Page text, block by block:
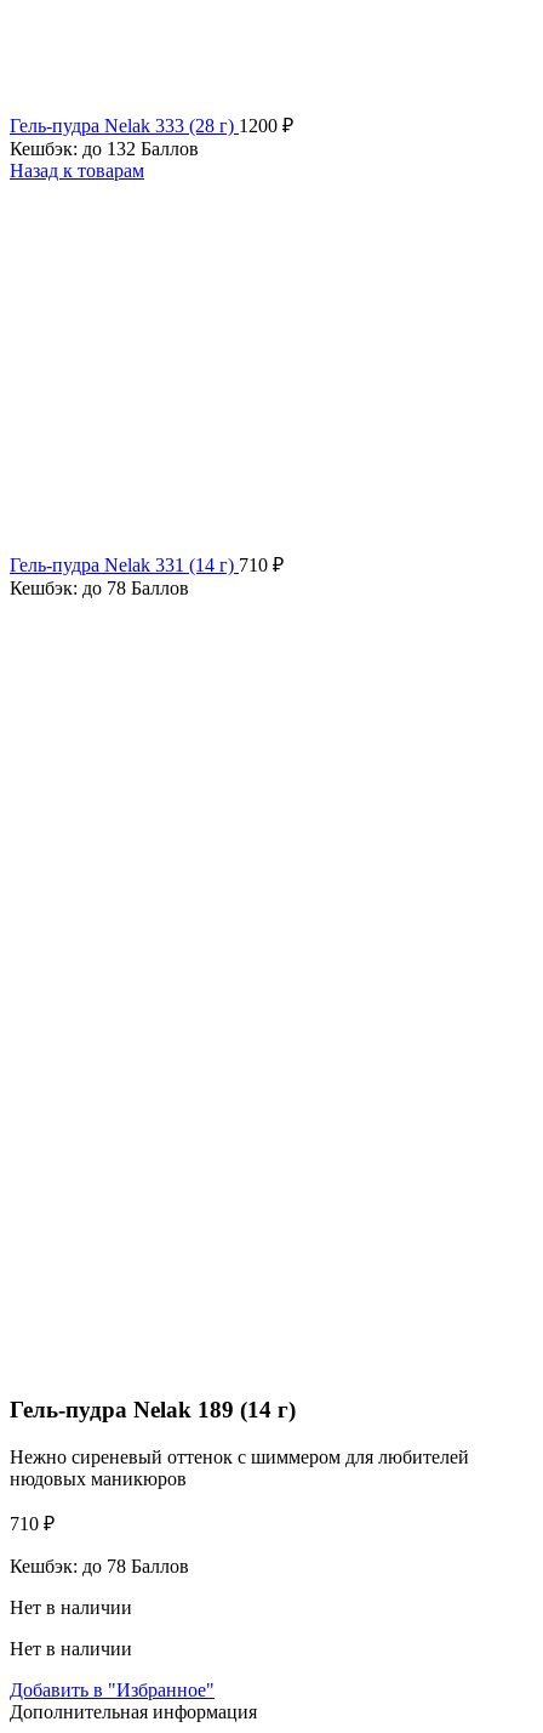
Гель-пудра Nelak 333 (28 г) 1200 ₽
Кешбэк: до 132 Баллов
Назад к товарам
Гель-пудра Nelak 331 (14 г) 710 ₽
Кешбэк: до 78 Баллов
Гель-пудра Nelak 189 (14 г)
Нежно сиреневый оттенок с шиммером для любителей
нюдовых маникюров
710 ₽
Кешбэк: до 78 Баллов
Нет в наличии
Нет в наличии
Добавить в "Избранное"
Дополнительная информация